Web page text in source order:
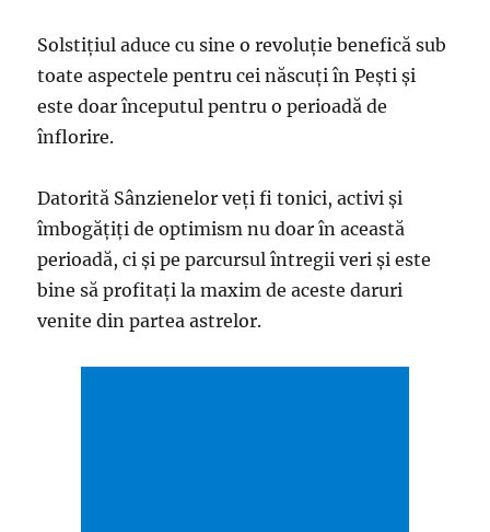
Solstițiul aduce cu sine o revoluție benefică sub
toate aspectele pentru cei născuți în Pești și
este doar începutul pentru o perioadă de
înflorire.
Datorită Sânzienelor veți fi tonici, activi și
îmbogățiți de optimism nu doar în această
perioadă, ci și pe parcursul întregii veri și este
bine să profitați la maxim de aceste daruri
venite din partea astrelor.